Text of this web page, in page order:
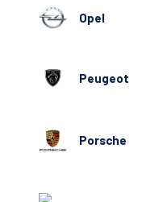
Opel
Peugeot
Porsche